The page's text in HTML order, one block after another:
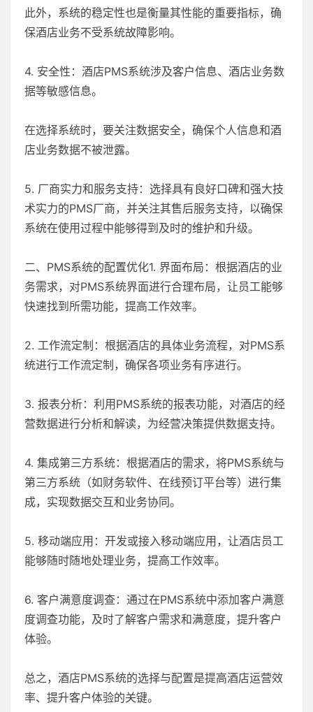
此外，系统的稳定性也是衡量其性能的重要指标，确
保酒店业务不受系统故障影响。
4. 安全性：酒店PMS系统涉及客户信息、酒店业务数
据等敏感信息。
在选择系统时，要关注数据安全，确保个人信息和酒
店业务数据不被泄露。
5. 厂商实力和服务支持：选择具有良好口碑和强大技
术实力的PMS厂商，并关注其售后服务支持，以确保
系统在使用过程中能够得到及时的维护和升级。
二、PMS系统的配置优化1. 界面布局：根据酒店的业
务需求，对PMS系统界面进行合理布局，让员工能够
快速找到所需功能，提高工作效率。
2. 工作流定制：根据酒店的具体业务流程，对PMS系
统进行工作流定制，确保各项业务有序进行。
3. 报表分析：利用PMS系统的报表功能，对酒店的经
营数据进行分析和解读，为经营决策提供数据支持。
4. 集成第三方系统：根据酒店的需求，将PMS系统与
第三方系统（如财务软件、在线预订平台等）进行集
成，实现数据交互和业务协同。
5. 移动端应用：开发或接入移动端应用，让酒店员工
能够随时随地处理业务，提高工作效率。
6. 客户满意度调查：通过在PMS系统中添加客户满意
度调查功能，及时了解客户需求和满意度，提升客户
体验。
总之，酒店PMS系统的选择与配置是提高酒店运营效
率、提升客户体验的关键。